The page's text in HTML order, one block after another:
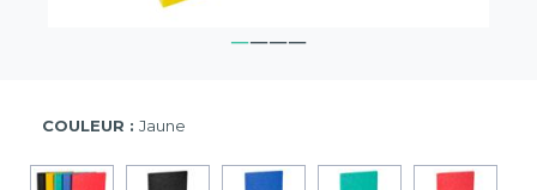
COULEUR : Jaune